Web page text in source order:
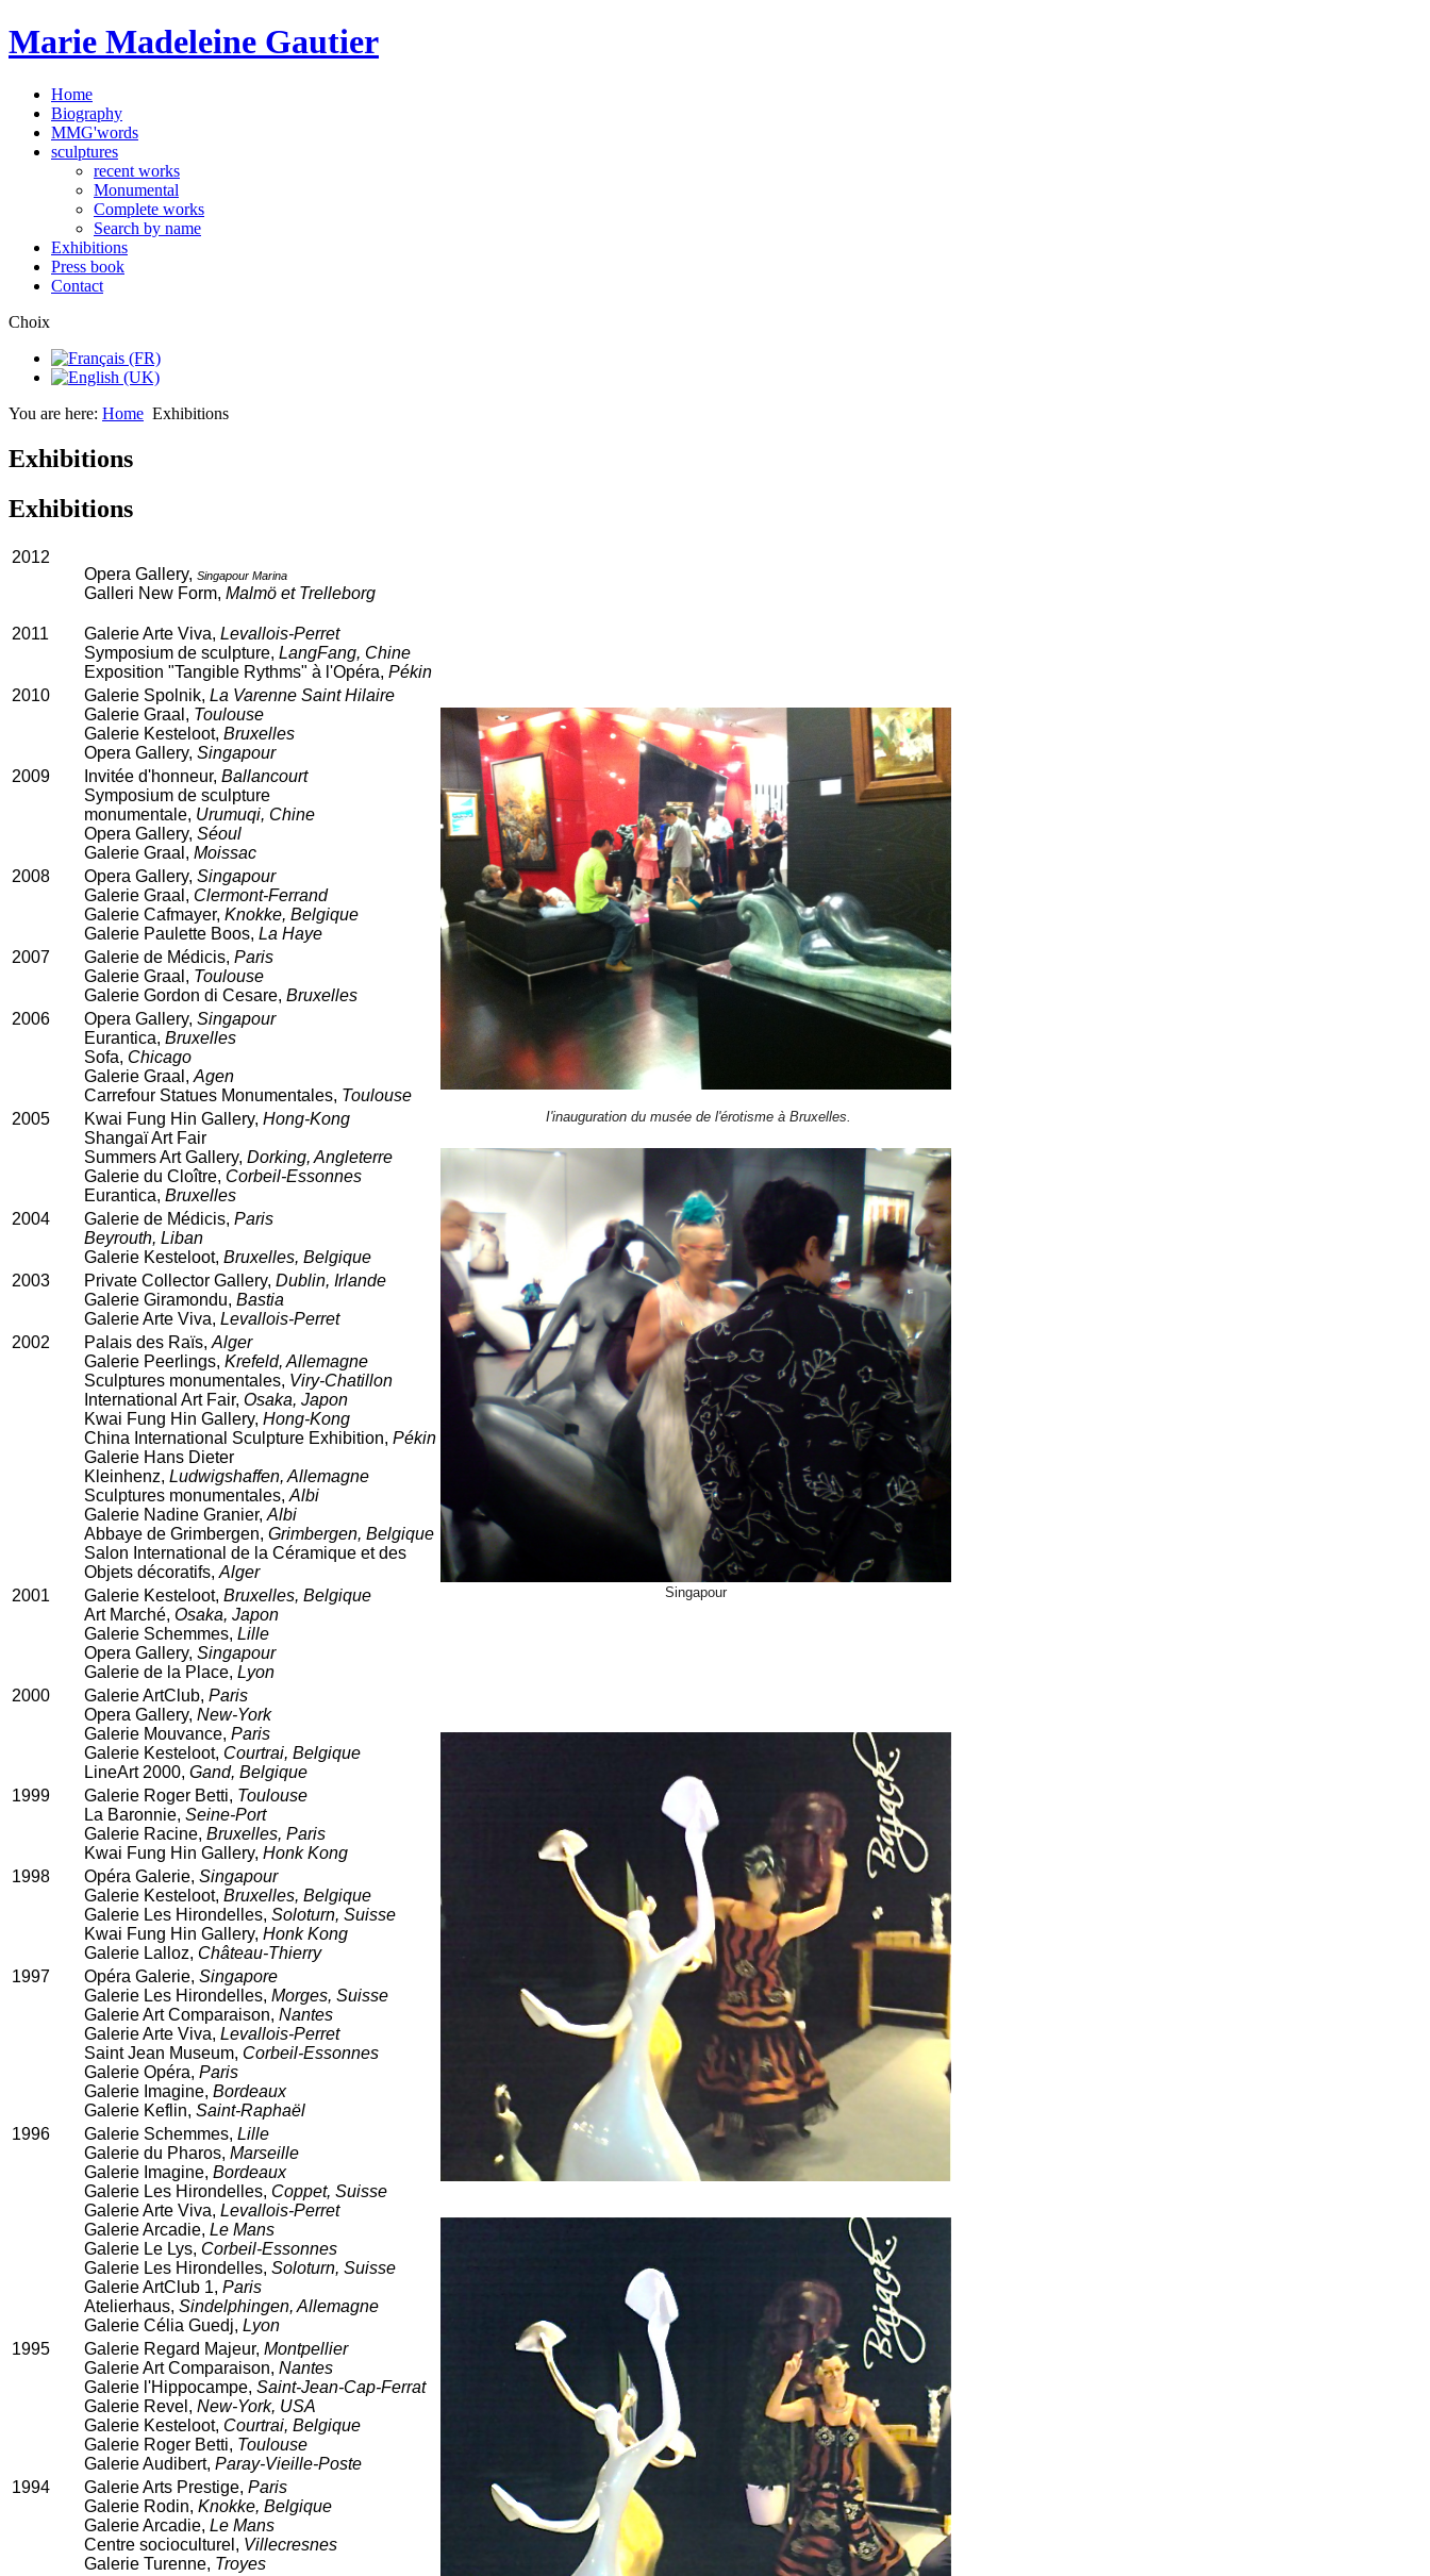
Marie Madeleine Gautier
Home
Biography
MMG'words
sculptures
recent works
Monumental
Complete works
Search by name
Exhibitions
Press book
Contact
Choix
You are here: Home Exhibitions
Exhibitions
Exhibitions
2012
Opera Gallery, Singapour Marina
Galleri New Form, Malmö et Trelleborg
I'inauguration du musée de l'érotisme à Bruxelles.
Singapour
2011 Galerie Arte Viva, Levallois-Perret
Symposium de sculpture, LangFang, Chine
Exposition "Tangible Rythms" à l'Opéra, Pékin
2010
Galerie Spolnik, La Varenne Saint Hilaire
Galerie Graal, Toulouse
Galerie Kesteloot, Bruxelles
Opera Gallery, Singapour
2009
Invitée d'honneur, Ballancourt
Symposium de sculpture
monumentale, Urumuqi, Chine
Opera Gallery, Séoul
Galerie Graal, Moissac
2008
Opera Gallery, Singapour
Galerie Graal, Clermont-Ferrand
Galerie Cafmayer, Knokke, Belgique
Galerie Paulette Boos, La Haye
2007
Galerie de Médicis, Paris
Galerie Graal, Toulouse
Galerie Gordon di Cesare, Bruxelles
2006
Opera Gallery, Singapour
Eurantica, Bruxelles
Sofa, Chicago
Galerie Graal, Agen
Carrefour Statues Monumentales, Toulouse
2005
Kwai Fung Hin Gallery, Hong-Kong
Shangaï Art Fair
Summers Art Gallery, Dorking, Angleterre
Galerie du Cloître, Corbeil-Essonnes
Eurantica, Bruxelles
2004
Galerie de Médicis, Paris
Beyrouth, Liban
Galerie Kesteloot, Bruxelles, Belgique
2003
Private Collector Gallery, Dublin, Irlande
Galerie Giramondu, Bastia
Galerie Arte Viva, Levallois-Perret
2002
Palais des Raïs, Alger
Galerie Peerlings, Krefeld, Allemagne
Sculptures monumentales, Viry-Chatillon
International Art Fair, Osaka, Japon
Kwai Fung Hin Gallery, Hong-Kong
China International Sculpture Exhibition, Pékin
Galerie Hans Dieter
Kleinhenz, Ludwigshaffen, Allemagne
Sculptures monumentales, Albi
Galerie Nadine Granier, Albi
Abbaye de Grimbergen, Grimbergen, Belgique
Salon International de la Céramique et des
Objets décoratifs, Alger
2001
Galerie Kesteloot, Bruxelles, Belgique
Art Marché, Osaka, Japon
Galerie Schemmes, Lille
Opera Gallery, Singapour
Galerie de la Place, Lyon
2000
Galerie ArtClub, Paris
Opera Gallery, New-York
Galerie Mouvance, Paris
Galerie Kesteloot, Courtrai, Belgique
LineArt 2000, Gand, Belgique
1999
Galerie Roger Betti, Toulouse
La Baronnie, Seine-Port
Galerie Racine, Bruxelles, Paris
Kwai Fung Hin Gallery, Honk Kong
1998
Opéra Galerie, Singapour
Galerie Kesteloot, Bruxelles, Belgique
Galerie Les Hirondelles, Soloturn, Suisse
Kwai Fung Hin Gallery, Honk Kong
Galerie Lalloz, Château-Thierry
1997
Opéra Galerie, Singapore
Galerie Les Hirondelles, Morges, Suisse
Galerie Art Comparaison, Nantes
Galerie Arte Viva, Levallois-Perret
Saint Jean Museum, Corbeil-Essonnes
Galerie Opéra, Paris
Galerie Imagine, Bordeaux
Galerie Keflin, Saint-Raphaël
1996
Galerie Schemmes, Lille
Galerie du Pharos, Marseille
Galerie Imagine, Bordeaux
Galerie Les Hirondelles, Coppet, Suisse
Galerie Arte Viva, Levallois-Perret
Galerie Arcadie, Le Mans
Galerie Le Lys, Corbeil-Essonnes
Galerie Les Hirondelles, Soloturn, Suisse
Galerie ArtClub 1, Paris
Atelierhaus, Sindelphingen, Allemagne
Galerie Célia Guedj, Lyon
1995
Galerie Regard Majeur, Montpellier
Galerie Art Comparaison, Nantes
Galerie l'Hippocampe, Saint-Jean-Cap-Ferrat
Galerie Revel, New-York, USA
Galerie Kesteloot, Courtrai, Belgique
Galerie Roger Betti, Toulouse
Galerie Audibert, Paray-Vieille-Poste
1994
Galerie Arts Prestige, Paris
Galerie Rodin, Knokke, Belgique
Galerie Arcadie, Le Mans
Centre socioculturel, Villecresnes
Galerie Turenne, Troyes